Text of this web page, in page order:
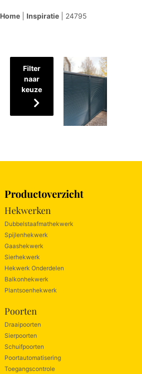
Home Inspiratie 24795
Filter
naar
keuze
Productoverzicht
Hekwerken
Dubbelstaafmathekwerk
Spijlenhekwerk
Gaashekwerk
Sierhekwerk
Hekwerk Onderdelen
Balkonhekwerk
Plantsoenhekwerk
Poorten
Draaipoorten
Sierpoorten
Schuifpoorten
Poortautomatisering
Toegangscontrole